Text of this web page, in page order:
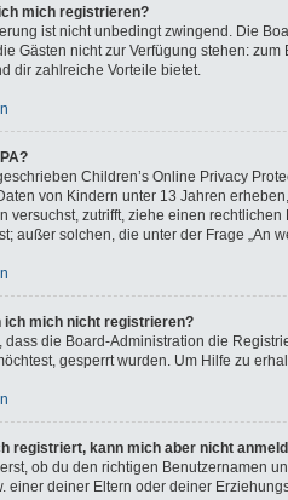
mich registrieren?
ist nicht unbedingt zwingend. Die
Gästen nicht zur Verfügung stehen:
dir zahlreiche Vorteile bietet.
Children’s Online Privacy
von Kindern unter 13 Jahren
versuchst, zutrifft, ziehe einen
außer solchen, die unter der Frage „An
ich mich nicht registrieren?
dass die Board-Administration die
gesperrt wurden. Um Hilfe zu
registriert, kann mich aber nicht
ob du den richtigen Benutzernamen
einer deiner Eltern oder deiner